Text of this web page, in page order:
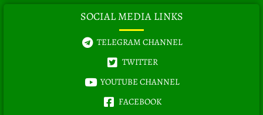
SOCIAL MEDIA LINKS
TELEGRAM CHANNEL
TWITTER
YOUTUBE CHANNEL
FACEBOOK